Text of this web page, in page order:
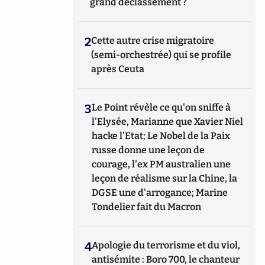
2Cette autre crise migratoire
(semi-orchestrée) qui se profile
après Ceuta
3Le Point révèle ce qu'on sniffe à
l'Elysée, Marianne que Xavier Niel
hacke l'Etat; Le Nobel de la Paix
russe donne une leçon de
courage, l'ex PM australien une
leçon de réalisme sur la Chine, la
DGSE une d'arrogance; Marine
Tondelier fait du Macron
4Apologie du terrorisme et du viol,
antisémite : Boro 700, le chanteur